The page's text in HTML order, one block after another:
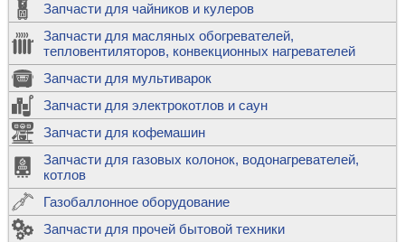
Запчасти для чайников и кулеров
Запчасти для масляных обогревателей,
тепловентиляторов, конвекционных нагревателей
Запчасти для мультиварок
Запчасти для электрокотлов и саун
Запчасти для кофемашин
Запчасти для газовых колонок, водонагревателей,
котлов
Газобаллонное оборудование
Запчасти для прочей бытовой техники